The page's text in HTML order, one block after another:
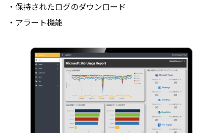
・保持されたログのダウンロード
・アラート機能